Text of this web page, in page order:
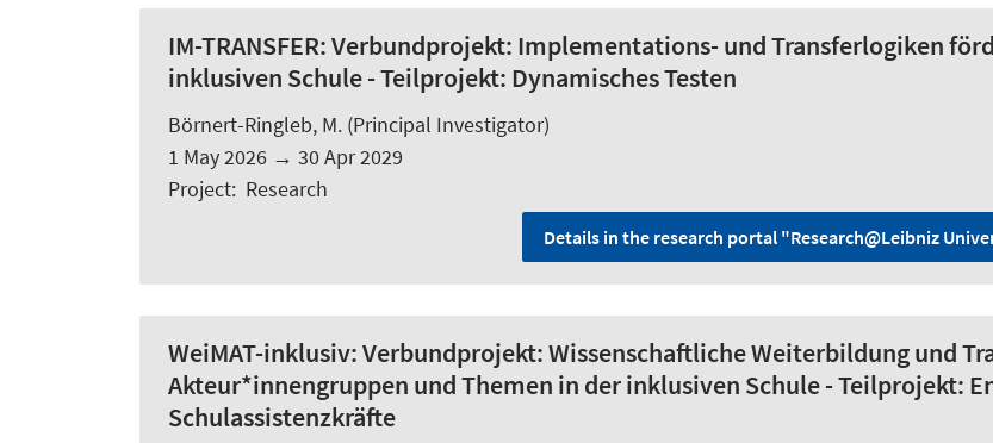
IM-TRANSFER:Verbundprojekt: Implementations- und Transferlogiken
inklusiven Schule - Teilprojekt: Dynamisches Testen
Börnert-Ringleb, M. (Principal Investigator)
1 May 2026 → 30 Apr 2029
Project: Research
Details in the research portal "Research@Leibniz
WeiMAT-inklusiv:Verbundprojekt: Wissenschaftliche Weiterbildung und
Akteur*innengruppen und Themen in der inklusiven Schule - Teilprojekt:
Schulassistenzkräfte